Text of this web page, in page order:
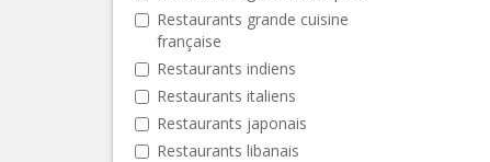
Restaurants grande cuisine
française
Restaurants indiens
Restaurants italiens
Restaurants japonais
Restaurants libanais